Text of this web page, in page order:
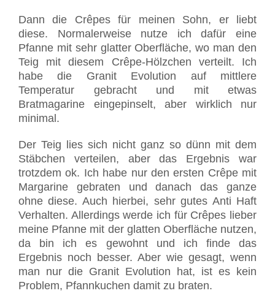
Dann die Crêpes für meinen Sohn, er liebt
diese. Normalerweise nutze ich dafür eine
Pfanne mit sehr glatter Oberfläche, wo man den
Teig mit diesem Crêpe-Hölzchen verteilt. Ich
habe die Granit Evolution auf mittlere
Temperatur gebracht und mit etwas
Bratmagarine eingepinselt, aber wirklich nur
minimal.
Der Teig lies sich nicht ganz so dünn mit dem
Stäbchen verteilen, aber das Ergebnis war
trotzdem ok. Ich habe nur den ersten Crêpe mit
Margarine gebraten und danach das ganze
ohne diese. Auch hierbei, sehr gutes Anti Haft
Verhalten. Allerdings werde ich für Crêpes lieber
meine Pfanne mit der glatten Oberfläche nutzen,
da bin ich es gewohnt und ich finde das
Ergebnis noch besser. Aber wie gesagt, wenn
man nur die Granit Evolution hat, ist es kein
Problem, Pfannkuchen damit zu braten.